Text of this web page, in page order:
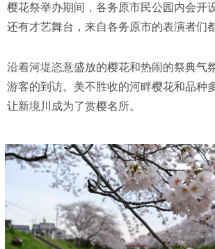
樱花祭举办期间，各务原市民公园内会开
还有才艺舞台，来自各务原市的表演者们
沿着河堤恣意盛放的樱花和热闹的祭典气
游客的到访。美不胜收的河畔樱花和品种
让新境川成为了赏樱名所。